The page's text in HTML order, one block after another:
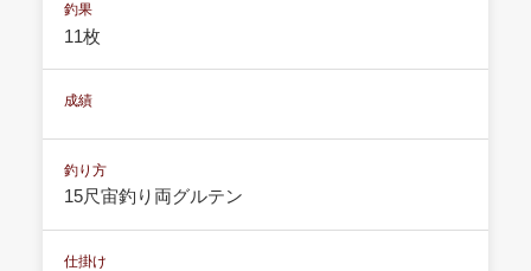
釣果
11枚
成績
釣り方
15尺宙釣り両グルテン
仕掛け